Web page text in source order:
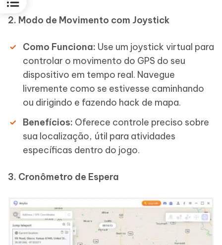
2. Modo de Movimento com Joystick
Como Funciona: Use um joystick virtual para
controlar o movimento do GPS do seu
dispositivo em tempo real. Navegue
livremente como se estivesse caminhando
ou dirigindo e fazendo hack de mapa.
Benefícios: Oferece controle preciso sobre
sua localização, útil para atividades
específicas dentro do jogo.
3. Cronômetro de Espera